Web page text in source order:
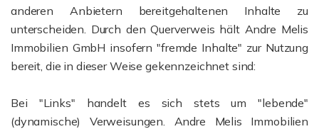
anderen Anbietern bereitgehaltenen Inhalte zu
unterscheiden. Durch den Querverweis hält Andre Melis
Immobilien GmbH insofern "fremde Inhalte" zur Nutzung
bereit, die in dieser Weise gekennzeichnet sind:
Bei "Links" handelt es sich stets um "lebende"
(dynamische) Verweisungen. Andre Melis Immobilien